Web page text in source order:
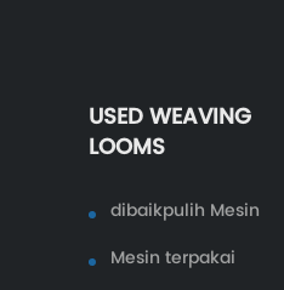
USED WEAVING
LOOMS
dibaikpulih Mesin
Mesin terpakai